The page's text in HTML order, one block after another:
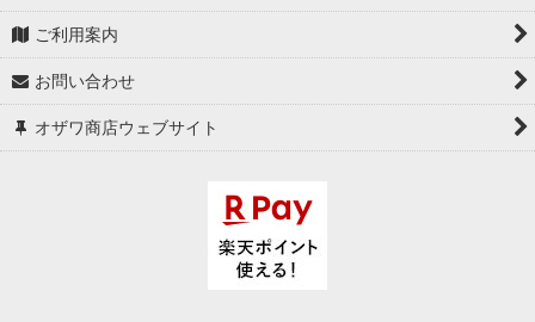
ご利用案内
お問い合わせ
オザワ商店ウェブサイト